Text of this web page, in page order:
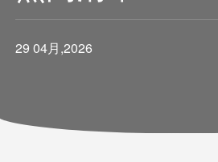
29 04月,2026